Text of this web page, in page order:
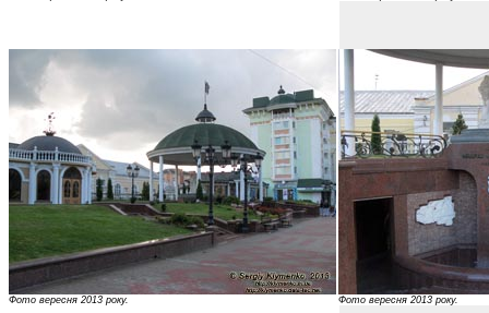
Фото вересня 2013 року. Фото вересня 2013 року.